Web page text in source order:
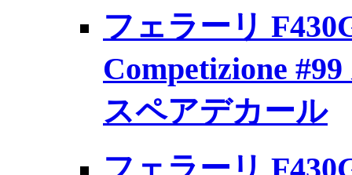
フェラーリ
Competizione
スペアデカール